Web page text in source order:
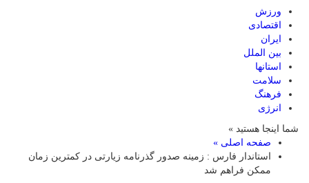
ورزش
اقتصادی
ایران
بین الملل
استانها
سلامت
فرهنگ
انرژی
شما اینجا هستید »
صفحه اصلی »
استاندار فارس : زمینه صدور گذرنامه زیارتی در کمترین زمان
ممکن فراهم شد